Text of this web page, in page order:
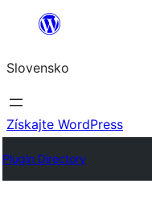
Prejsť
obsah
Slovensko
Získajte WordPress
Plugin Directory